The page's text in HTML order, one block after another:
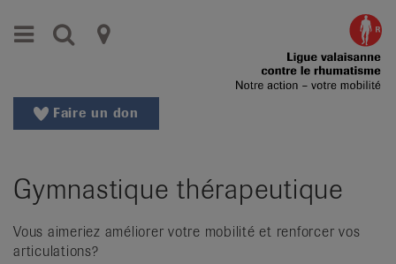
vers
au
Aller
Changer
région
Changer
Faire un don
Gymnastique thérapeutique
Vous aimeriez améliorer votre mobilité et renforcer vos
articulations?
Menu Recherche
Ligues
contre
le
|
Organisations